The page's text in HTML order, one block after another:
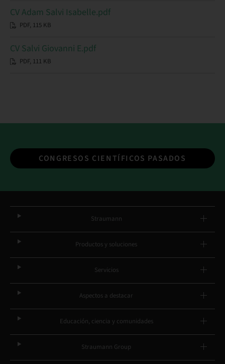
CV Adam Salvi Isabelle.pdf
PDF, 115 KB
CV Salvi Giovanni E.pdf
PDF, 111 KB
CONGRESOS CIENTÍFICOS PASADOS
Straumann
Productos y soluciones
Servicios
Aspectos a destacar
Educación, ciencia y comunidades
Straumann Group